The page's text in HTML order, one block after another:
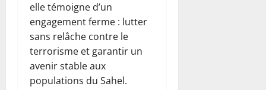
elle témoigne d’un
engagement ferme : lutter
sans relâche contre le
terrorisme et garantir un
avenir stable aux
populations du Sahel.